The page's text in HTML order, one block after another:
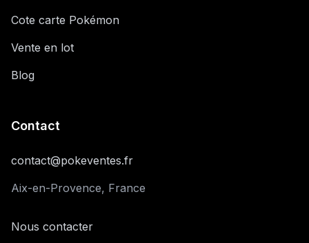
Cote carte Pokémon
Vente en lot
Blog
Contact
contact@pokeventes.fr
Aix-en-Provence, France
Nous contacter